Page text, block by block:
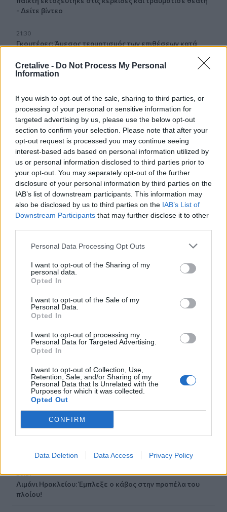
Cretalive - Do Not Process My Personal
Information
If you wish to opt-out of the sale, sharing to third parties, or
processing of your personal or sensitive information for
targeted advertising by us, please use the below opt-out
section to confirm your selection. Please note that after your
opt-out request is processed you may continue seeing
interest-based ads based on personal information utilized by
us or personal information disclosed to third parties prior to
your opt-out. You may separately opt-out of the further
disclosure of your personal information by third parties on the
IAB’s list of downstream participants. This information may
also be disclosed by us to third parties on the IAB’s List of
Downstream Participants that may further disclose it to other
Personal Data Processing Opt Outs
I want to opt-out of the Sharing of my
personal data.
Opted In
I want to opt-out of the Sale of my
Personal Data.
Opted In
I want to opt-out of processing my
Personal Data for Targeted Advertising.
Opted In
I want to opt-out of Collection, Use,
Retention, Sale, and/or Sharing of my
Personal Data that Is Unrelated with the
Purposes for which it was collected.
Opted Out
CONFIRM
Data Deletion Data Access Privacy Policy
- Δείτε βίντεο
21:30
Γκουτέρες: Άμεσος τερματισμός των επιθέσεων κατά
21:26
«καραβιά» στον Τσούτσουρα
21:15
Μουσική λαϊκή βραδιά στο Πάρκο Κνωσού την
Παρασκευή 7 Αυγούστου
21:14
ΟΦΗ: Μεγάλο προβάδισμα πρόκρισης για την ΤΣΣΚΑ
Σόφιας
21:07
Καιρός: Βοριάδες και ζέστη την Παρασκευή (07/08) στην
κατέγραφε τη συμβίωση του μικρού σκυλιού με αγέλη
λύκων
21:00
Χανιά: Τραγούδια που κουβαλούν ιστορίες και
αναμνήσεις στο Αρχαιολογικό Μουσείο
20:49
Στην Κρήτη ο υπ. Υποδομών Χρίστος Δήμας: «Προχωρούν
20:42
Νορβηγία: Μυστηριώδεις θάνατοι ταράνδων δημιουργούν
20:29
για την «καραβιά» με τους 45 μετανάστες
20:21
Λιμάνι Ηρακλείου: Έμπλεξε ο κάβος στην προπέλα του
πλοίου!